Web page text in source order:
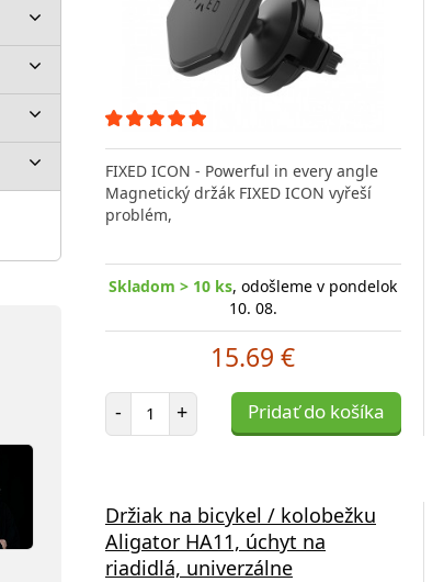
FIXED ICON - Powerful in every angle
Magnetický držák FIXED ICON vyřeší
problém,
Skladom > 10 ks, odošleme v pondelok
10. 08.
15.69 €
- Počet položiek
+ Pridať do košíka
Držiak na bicykel / kolobežku
Aligator HA11, úchyt na
riadidlá, univerzálne